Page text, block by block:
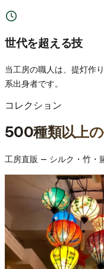
世代を超える技
当工房の職人は、提灯作
系出身者です。
コレクション
500種類以上
工房直販 — シルク・竹・